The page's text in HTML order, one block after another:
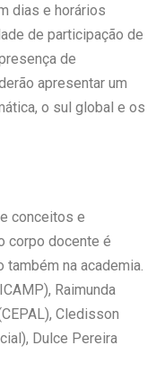
dias e horários
de participação de
de
apresentar um
o sul global e os
conceitos e
corpo docente é
na academia.
Raimunda
Cledisson
Dulce Pereira